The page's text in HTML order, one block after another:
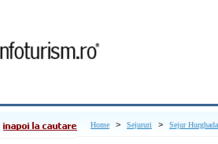
Home > Sejururi > Sejur Hurghada